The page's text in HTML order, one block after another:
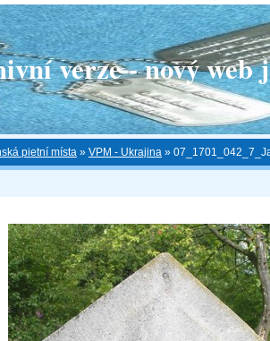
verze - nový web
pietní místa » VPM - Ukrajina »